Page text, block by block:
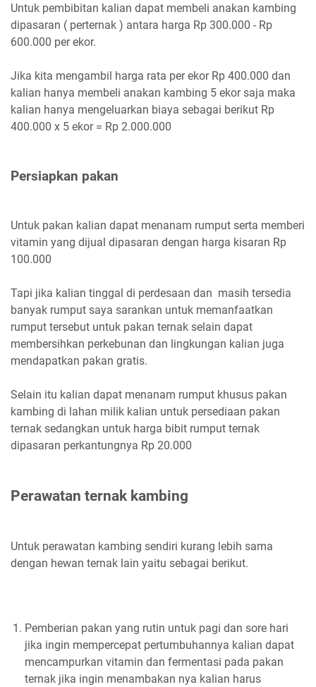
Untuk pembibitan kalian dapat membeli anakan kambing
dipasaran ( perternak ) antara harga Rp 300.000 - Rp
600.000 per ekor.
Jika kita mengambil harga rata per ekor Rp 400.000 dan
kalian hanya membeli anakan kambing 5 ekor saja maka
kalian hanya mengeluarkan biaya sebagai berikut Rp
400.000 x 5 ekor = Rp 2.000.000
Persiapkan pakan
Untuk pakan kalian dapat menanam rumput serta memberi
vitamin yang dijual dipasaran dengan harga kisaran Rp
100.000
Tapi jika kalian tinggal di perdesaan dan masih tersedia
banyak rumput saya sarankan untuk memanfaatkan
rumput tersebut untuk pakan ternak selain dapat
membersihkan perkebunan dan lingkungan kalian juga
mendapatkan pakan gratis.
Selain itu kalian dapat menanam rumput khusus pakan
kambing di lahan milik kalian untuk persediaan pakan
ternak sedangkan untuk harga bibit rumput ternak
dipasaran perkantungnya Rp 20.000
Perawatan ternak kambing
Untuk perawatan kambing sendiri kurang lebih sama
dengan hewan ternak lain yaitu sebagai berikut.
Pemberian pakan yang rutin untuk pagi dan sore hari
jika ingin mempercepat pertumbuhannya kalian dapat
mencampurkan vitamin dan fermentasi pada pakan
ternak jika ingin menambakan nya kalian harus